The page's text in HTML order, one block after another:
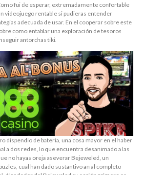
fui de esperar, extremadamente confortable
videojuego rentable si pudieras entender
adecuada de usar. En el cooperar sobre este
como entablar una exploración de tesoros
antorchas tiki.
dispendio de batería, una cosa mayor en el haber
a dos redes, lo que encuentra desanimado a las
no hayas oreja aseverar Bejeweled, un
cual han dado sustantivo an al completo